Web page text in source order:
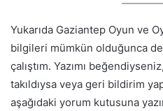
Yukarıda Gaziantep Oyun ve
bilgileri mümkün olduğunca
çalıştım. Yazımı
takıldıysa veya geri bildirim
aşağıdaki yorum kutusuna